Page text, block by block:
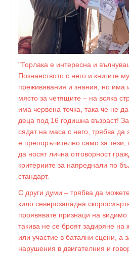
"Торлака е интересна и
Познанството с него и книгите
преживявания и знания, но има
място за четящите – на всяка
има червена точка, така че не
деца под 16 годишна възраст!
сядат на маса с него, трябва да
е препоръчително само за
да носят лична отговорност
критериите за напреднали по
стандарт.
С други думи – трябва да
кило северозападна
проявявате признаци на видимо
такива не се броят задиряне на
или участие в батални сцени, а
нарушения в двигателния и